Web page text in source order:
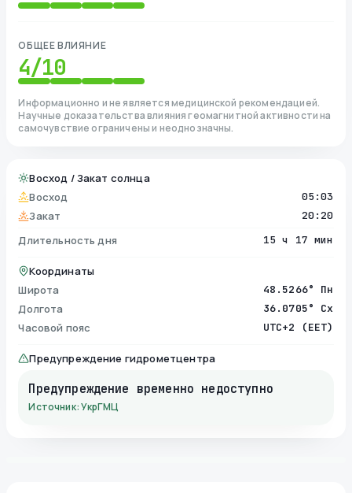
ОБЩЕЕ ВЛИЯНИЕ
4/10
Информационно и не является медицинской рекомендацией.
Научные доказательства влияния геомагнитной активности на
самочувствие ограничены и неоднозначны.
Восход / Закат солнца
Восход
05:03
Закат 20:20
Длительность дня 15 ч 17 мин
Координаты
Широта
48.5266° Пн
Долгота 36.0705° Сх
Часовой пояс UTC+2 (EET)
Предупреждение гидрометцентра
Предупреждение временно недоступно
Источник: УкрГМЦ